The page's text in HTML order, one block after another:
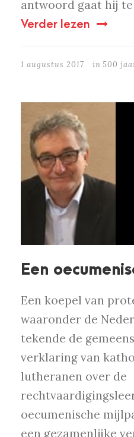
antwoord gaat hij
Verder lezen
1 augustus 2017 in 500
Een
Een koepel van
waaronder de
tekende de
verklaring van
lutheranen over de
oecumenische
een gezamenlijke